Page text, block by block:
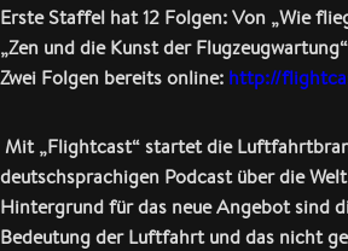
Erste Staffel hat 12 Folgen: Von „Wie
„Zen und die Kunst der Flugzeugwartung“
Zwei Folgen bereits online: http://
Mit „Flightcast“ startet die
deutschsprachigen Podcast über die
Hintergrund für das neue Angebot sind
Bedeutung der Luftfahrt und das nicht